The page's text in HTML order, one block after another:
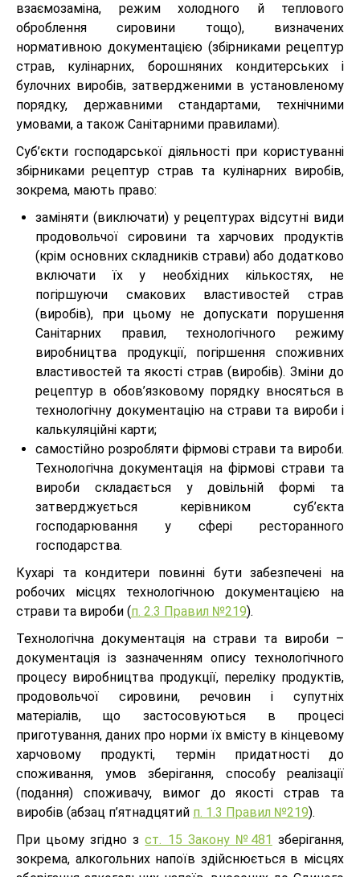
взаємозаміна, режим холодного й теплового
оброблення сировини тощо), визначених
нормативною документацією (збірниками рецептур
страв, кулінарних, борошняних кондитерських і
булочних виробів, затвердженими в установленому
порядку, державними стандартами, технічними
умовами, а також Санітарними правилами).
Суб’єкти господарської діяльності при користуванні
збірниками рецептур страв та кулінарних виробів,
зокрема, мають право:
заміняти (виключати) у рецептурах відсутні види
продовольчої сировини та харчових продуктів
(крім основних складників страви) або додатково
включати їх у необхідних кількостях, не
погіршуючи смакових властивостей страв
(виробів), при цьому не допускати порушення
Санітарних правил, технологічного режиму
виробництва продукції, погіршення споживних
властивостей та якості страв (виробів). Зміни до
рецептур в обов’язковому порядку вносяться в
технологічну документацію на страви та вироби і
калькуляційні карти;
самостійно розробляти фірмові страви та вироби.
Технологічна документація на фірмові страви та
вироби складається у довільній формі та
затверджується керівником суб’єкта
господарювання у сфері ресторанного
господарства.
Кухарі та кондитери повинні бути забезпечені на
робочих місцях технологічною документацією на
страви та вироби (п. 2.3 Правил №219).
Технологічна документація на страви та вироби –
документація із зазначенням опису технологічного
процесу виробництва продукції, переліку продуктів,
продовольчої сировини, речовин і супутніх
матеріалів, що застосовуються в процесі
приготування, даних про норми їх вмісту в кінцевому
харчовому продукті, термін придатності до
споживання, умов зберігання, способу реалізації
(подання) споживачу, вимог до якості страв та
виробів (абзац п’ятнадцятий п. 1.3 Правил №219).
При цьому згідно зст. 15 Закону №481 зберігання,
зокрема, алкогольних напоїв здійснюється в місцях